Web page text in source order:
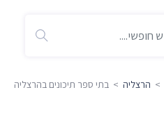
> הרצליה > בתי ספר תיכונים בהרצליה